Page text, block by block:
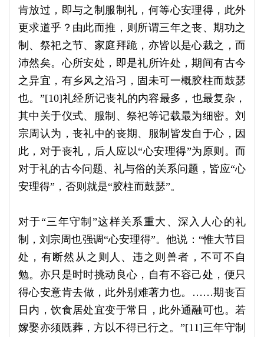
肯放过，即与之制服制礼，何等心安理得，此外
更求道乎？由此而推，则所谓三年之丧、期功之
制、祭祀之节、家庭拜跪，亦皆以是心裁之，而
沛然矣。心所安处，即是礼所许处，期间有古今
之异宜，有乡风之沿习，固未可一概胶柱而鼓瑟
也。”[10]礼经所记丧礼的内容最多，也最复杂，
其中关于仪式、服制、祭祀等记载最为细密。刘
宗周认为，丧礼中的丧期、服制皆发自于心，因
此，对于丧礼，后人应以“心安理得”为原则。而
对于礼的古今问题、礼与俗的关系问题，皆应“心
安理得”，否则就是“胶柱而鼓瑟”。
对于“三年守制”这样关系重大、深入人心的礼
制，刘宗周也强调“心安理得”。他说：“惟大节目
处，有断然从之则人、违之则兽者，不可不自
勉。亦只是时时挑动良心，自有不容己处，便只
得心安意肯去做，此外别难著力也。……期丧百
日内，饮食居处宜变于常日，此外通融可也。若
嫁娶亦须既葬，方以不得已行之。”[11]三年守制